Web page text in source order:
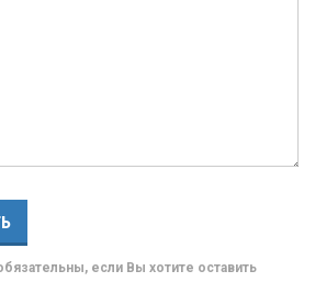
если Вы хотите оставить